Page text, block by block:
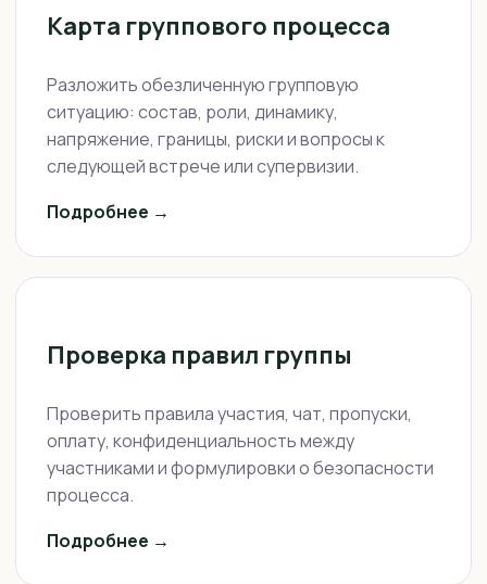
Карта группового процесса
Разложить обезличенную групповую
ситуацию: состав, роли, динамику,
напряжение, границы, риски и вопросы к
следующей встрече или супервизии.
Подробнее →
Проверка правил группы
Проверить правила участия, чат, пропуски,
оплату, конфиденциальность между
участниками и формулировки о безопасности
процесса.
Подробнее →